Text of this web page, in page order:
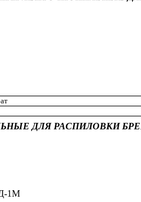
ДЛЯ РАСПИЛОВКИ
1М